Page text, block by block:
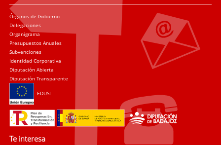
Órganos de Gobierno
Delegaciones
Organigrama
Presupuestos Anuales
Subvenciones
Identidad Corporativa
Diputación Abierta
Diputación Transparente
EDUSI
Te interesa